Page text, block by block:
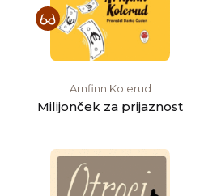
Arnfinn Kolerud
Milijonček za prijaznost